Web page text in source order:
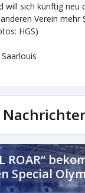
will sich künftig neu
Verein mehr
HGS)
ROAR“
Special